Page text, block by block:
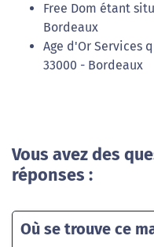
Free Dom étant
Bordeaux
Age d'Or Services
33000 - Bordeaux
Vous avez des
réponses :
Où se trouve ce